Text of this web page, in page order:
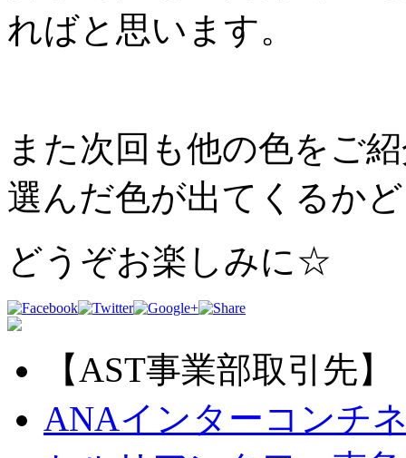
ればと思います。
また次回も他の色をご
選んだ色が出てくるか
どうぞお楽しみに☆
【AST事業部取引先】
ANAインターコンチ